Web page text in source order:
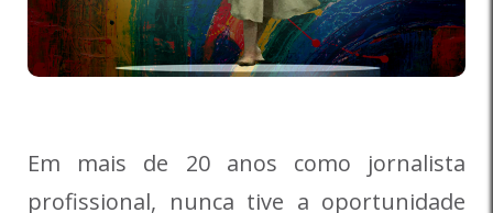
Em mais de 20 anos como jornalista
profissional, nunca tive a oportunidade